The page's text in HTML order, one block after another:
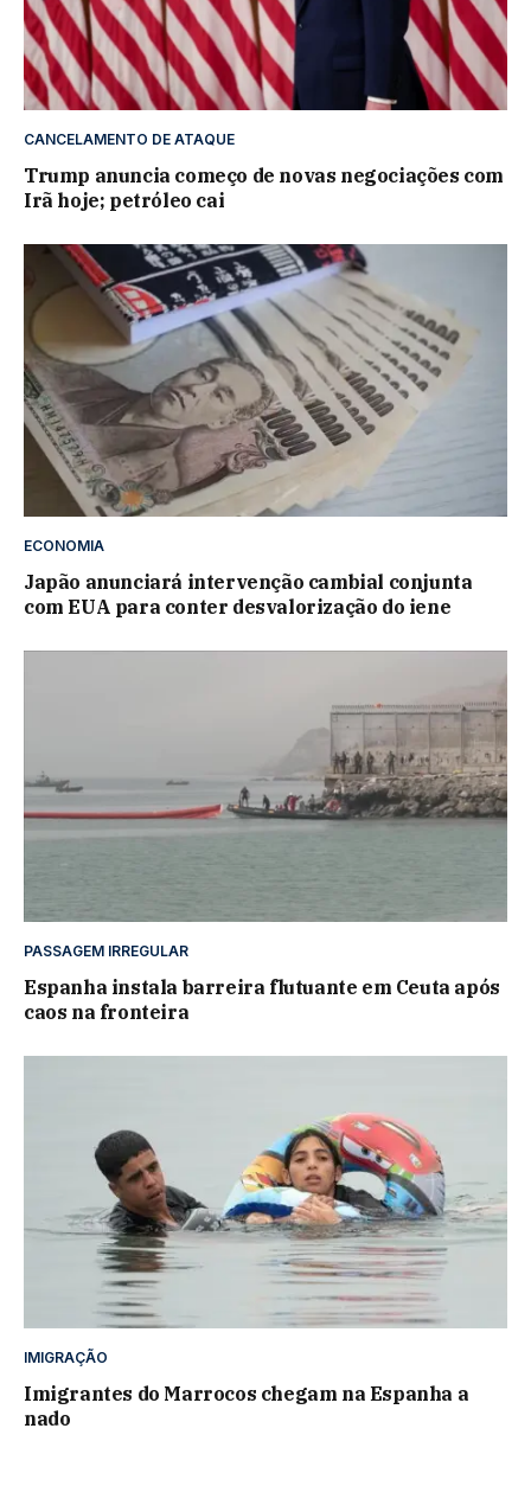
CANCELAMENTO DE ATAQUE
Trump anuncia começo de novas negociações com
Irã hoje; petróleo cai
ECONOMIA
Japão anunciará intervenção cambial conjunta
com EUA para conter desvalorização do iene
PASSAGEM IRREGULAR
Espanha instala barreira flutuante em Ceuta após
caos na fronteira
IMIGRAÇÃO
Imigrantes do Marrocos chegam na Espanha a
nado